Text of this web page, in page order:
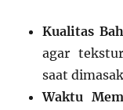
Kualitas
agar
saat
Waktu